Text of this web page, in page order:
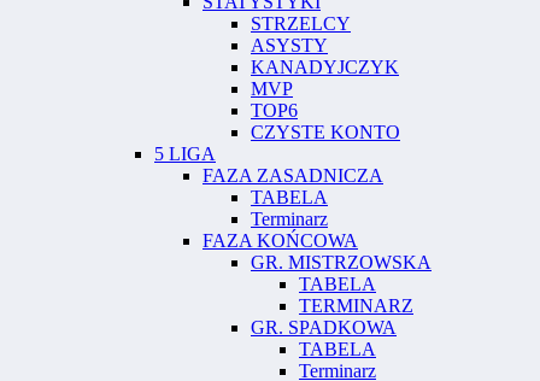
STRZELCY
ASYSTY
KANADYJCZYK
MVP
TOP6
CZYSTE KONTO
5 LIGA
FAZA ZASADNICZA
TABELA
Terminarz
FAZA KOŃCOWA
GR. MISTRZOWSKA
TABELA
TERMINARZ
GR. SPADKOWA
TABELA
Terminarz